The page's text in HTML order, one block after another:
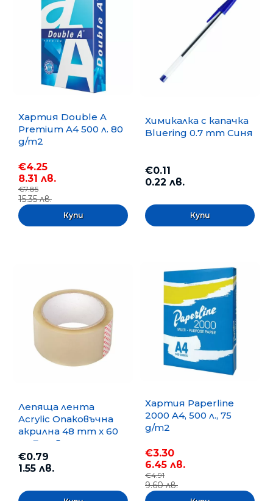
Хартия Double A
Premium A4 500 л. 80
g/m2
€4.25
8.31 лв.
€7.85
15.35 лв.
Химикалка с капачка
Bluering 0.7 mm Синя
€0.11
0.22 лв.
Лепяща лента
Acrylic Опаковъчна
акрилна 48 mm x 60
m, Безцветна
€0.79
1.55 лв.
Хартия Paperline
2000 A4, 500 л., 75
g/m2
€3.30
6.45 лв.
€4.91
9.60 лв.